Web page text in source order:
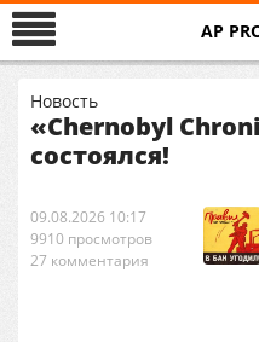
AP
Новость
«Chernobyl
состоялся!
09.08.2026 10:17
9910 просмотров
27 комментария